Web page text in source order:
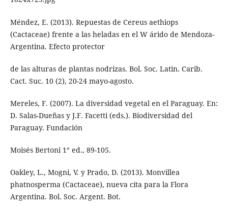
Méndez, E. (2013). Repuestas de Cereus aethiops
(Cactaceae) frente a las heladas en el W árido de Mendoza-
Argentina. Efecto protector
de las alturas de plantas nodrizas. Bol. Soc. Latin. Carib.
Cact. Suc. 10 (2), 20-24 mayo-agosto.
Mereles, F. (2007). La diversidad vegetal en el Paraguay. En:
D. Salas-Dueñas y J.F. Facetti (eds.). Biodiversidad del
Paraguay. Fundación
Moisés Bertoni 1° ed., 89-105.
Oakley, L., Mogni, V. y Prado, D. (2013). Monvillea
phatnosperma (Cactaceae), nueva cita para la Flora
Argentina. Bol. Soc. Argent. Bot.